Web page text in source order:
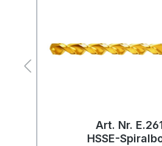
Art. Nr.
HSSE-